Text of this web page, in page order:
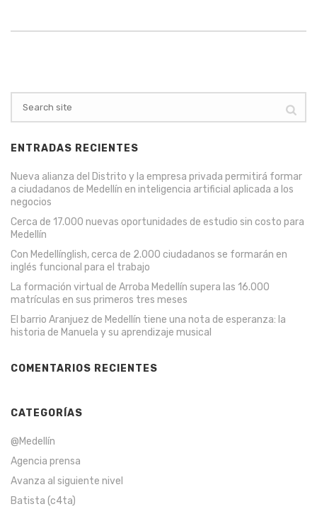
ENTRADAS RECIENTES
Nueva alianza del Distrito y la empresa privada permitirá formar
a ciudadanos de Medellín en inteligencia artificial aplicada a los
negocios
Cerca de 17.000 nuevas oportunidades de estudio sin costo para
Medellín
Con Medellínglish, cerca de 2.000 ciudadanos se formarán en
inglés funcional para el trabajo
La formación virtual de Arroba Medellín supera las 16.000
matrículas en sus primeros tres meses
El barrio Aranjuez de Medellín tiene una nota de esperanza: la
historia de Manuela y su aprendizaje musical
COMENTARIOS RECIENTES
CATEGORÍAS
@Medellín
Agencia prensa
Avanza al siguiente nivel
Batista (c4ta)